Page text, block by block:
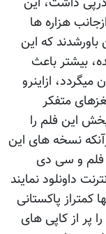
هزاره ها
که این
بیشتر باعث
میگردد، ازاینرو
متفکر
این فلم را
نسخه های این
فلم و سی دی
داونلود نمایند
کمتراز پاکستانی
پر از کاپی های